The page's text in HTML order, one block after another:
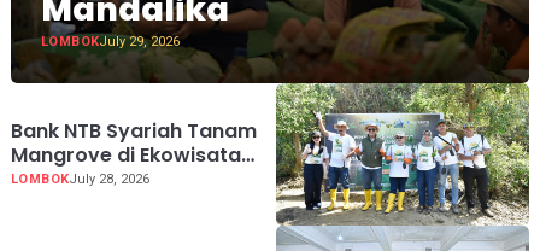
Mandalika
LOMBOKJuly 29, 2026
Bank NTB Syariah Tanam
Mangrove di Ekowisata
Paremas, Perkuat
LOMBOKJuly 28, 2026